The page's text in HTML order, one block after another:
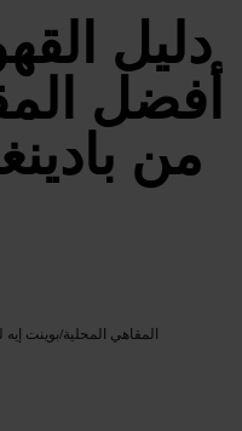
دليل
أفضل
من
بوينت إيه/المقاهي المحلية